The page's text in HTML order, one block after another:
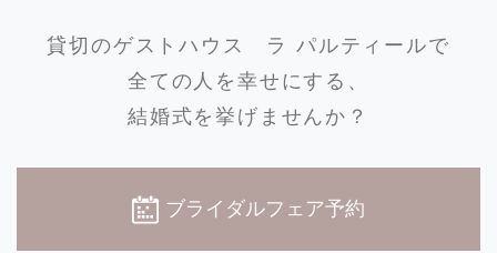
貸切のゲストハウス ラ パルティールで
全ての人を幸せにする、
結婚式を挙げませんか？
ブライダルフェア予約